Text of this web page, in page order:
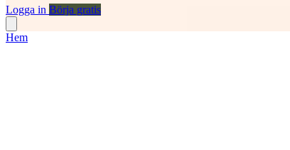
Logga in Börja gratis
Hem